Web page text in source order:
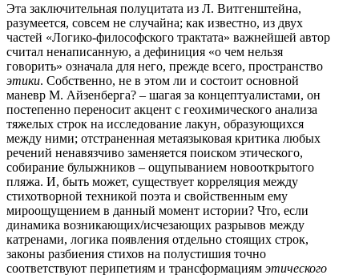
Эта заключительная полуцитата из Л. Витгенштейна,
разумеется, совсем не случайна; как известно, из двух
частей «Логико-философского трактата» важнейшей автор
считал ненаписанную, а дефиниция «о чем нельзя
говорить» означала для него, прежде всего, пространство
этики. Собственно, не в этом ли и состоит основной
маневр М. Айзенберга? – шагая за концептуалистами, он
постепенно переносит акцент с геохимического анализа
тяжелых строк на исследование лакун, образующихся
между ними; отстраненная метаязыковая критика любых
речений ненавязчиво заменяется поиском этического,
собирание булыжников – ощупыванием новооткрытого
пляжа. И, быть может, существует корреляция между
стихотворной техникой поэта и свойственным ему
мироощущением в данный момент истории? Что, если
динамика возникающих/исчезающих разрывов между
катренами, логика появления отдельно стоящих строк,
законы разбиения стихов на полустишия точно
соответствуют перипетиям и трансформациям этического